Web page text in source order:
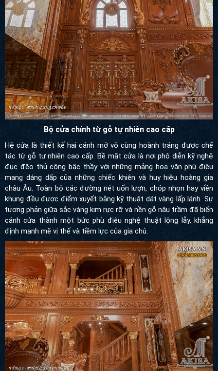
Bộ cửa chính từ gỗ tự nhiên cao cấp
Hệ cửa là thiết kế hai cánh mở vô cùng hoành tráng được chế
tác từ gỗ tự nhiên cao cấp. Bề mặt cửa là nơi phô diễn kỹ nghệ
đục đẽo thủ công bậc thầy với những mảng hoa văn phù điêu
mang dáng dấp của những chiếc khiên và huy hiệu hoàng gia
châu Âu. Toàn bộ các đường nét uốn lượn, chóp nhọn hay viền
khung đều được điểm xuyết bằng kỹ thuật dát vàng lấp lánh. Sự
tương phản giữa sắc vàng kim rực rỡ và nền gỗ nâu trầm đã biến
cánh cửa thành một bức phù điêu nghệ thuật lộng lẫy, khẳng định
mạnh mẽ vị thế và tiềm lực của gia chủ.